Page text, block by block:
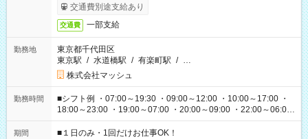
交通費別途支給あり
交通費 一部支給
勤務地
東京都千代田区
東京駅 / 水道橋駅 / 有楽町駅 / …
株式会社マッシュ
勤務時間
■シフト例 ・07:00～19:30 ・09:00～12:00 ・10:00～17:00 ・
18:00～23:00 ・19:00～07:00 ・20:00～09:00 ・22:00～06:00
etc ★最短で3時間で5,120円のお仕事から 15時間で2万円近く稼
げるお仕事も！ ご希望のお時間に合わせてご紹介！ ※シフトは
期間 ■１日のみ・1回だけお仕事OK！